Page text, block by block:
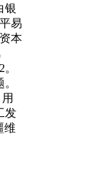
银
易
本
发
维